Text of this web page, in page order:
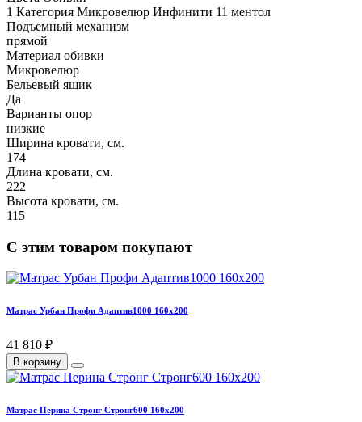
1 Категория Микровелюр Инфинити 11 ментол
Подъемный механизм
прямой
Материал обивки
Микровелюр
Бельевый ящик
Да
Варианты опор
низкие
Ширина кровати, см.
174
Длина кровати, см.
222
Высота кровати, см.
115
С этим товаром покупают
Матрас Урбан Профи Адаптив1000 160х200
41 810 ₽
В корзину
Матрас Перина Стронг Стронг600 160х200